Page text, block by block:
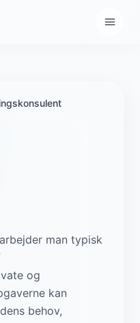
man typisk
og
kan
behov,